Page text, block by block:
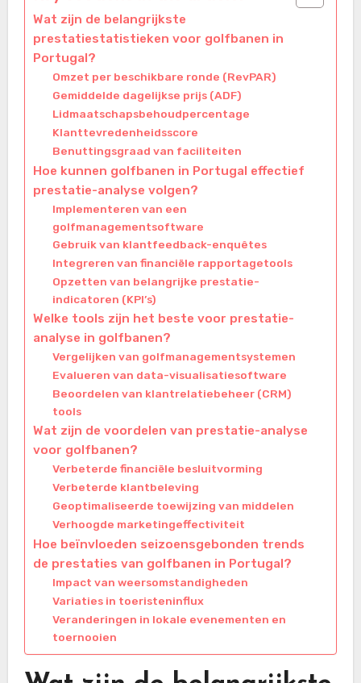
Wat zijn de belangrijkste
prestatiestatistieken voor golfbanen in
Portugal?
Omzet per beschikbare ronde (RevPAR)
Gemiddelde dagelijkse prijs (ADF)
Lidmaatschapsbehoudpercentage
Klanttevredenheidsscore
Benuttingsgraad van faciliteiten
Hoe kunnen golfbanen in Portugal effectief
prestatie-analyse volgen?
Implementeren van een
golfmanagementsoftware
Gebruik van klantfeedback-enquêtes
Integreren van financiële rapportagetools
Opzetten van belangrijke prestatie-
indicatoren (KPI’s)
Welke tools zijn het beste voor prestatie-
analyse in golfbanen?
Vergelijken van golfmanagementsystemen
Evalueren van data-visualisatiesoftware
Beoordelen van klantrelatiebeheer (CRM)
tools
Wat zijn de voordelen van prestatie-analyse
voor golfbanen?
Verbeterde financiële besluitvorming
Verbeterde klantbeleving
Geoptimaliseerde toewijzing van middelen
Verhoogde marketingeffectiviteit
Hoe beïnvloeden seizoensgebonden trends
de prestaties van golfbanen in Portugal?
Impact van weersomstandigheden
Variaties in toeristeninflux
Veranderingen in lokale evenementen en
toernooien